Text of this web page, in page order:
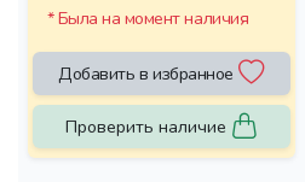
* Была на момент наличия
Добавить в избранное
Проверить наличие